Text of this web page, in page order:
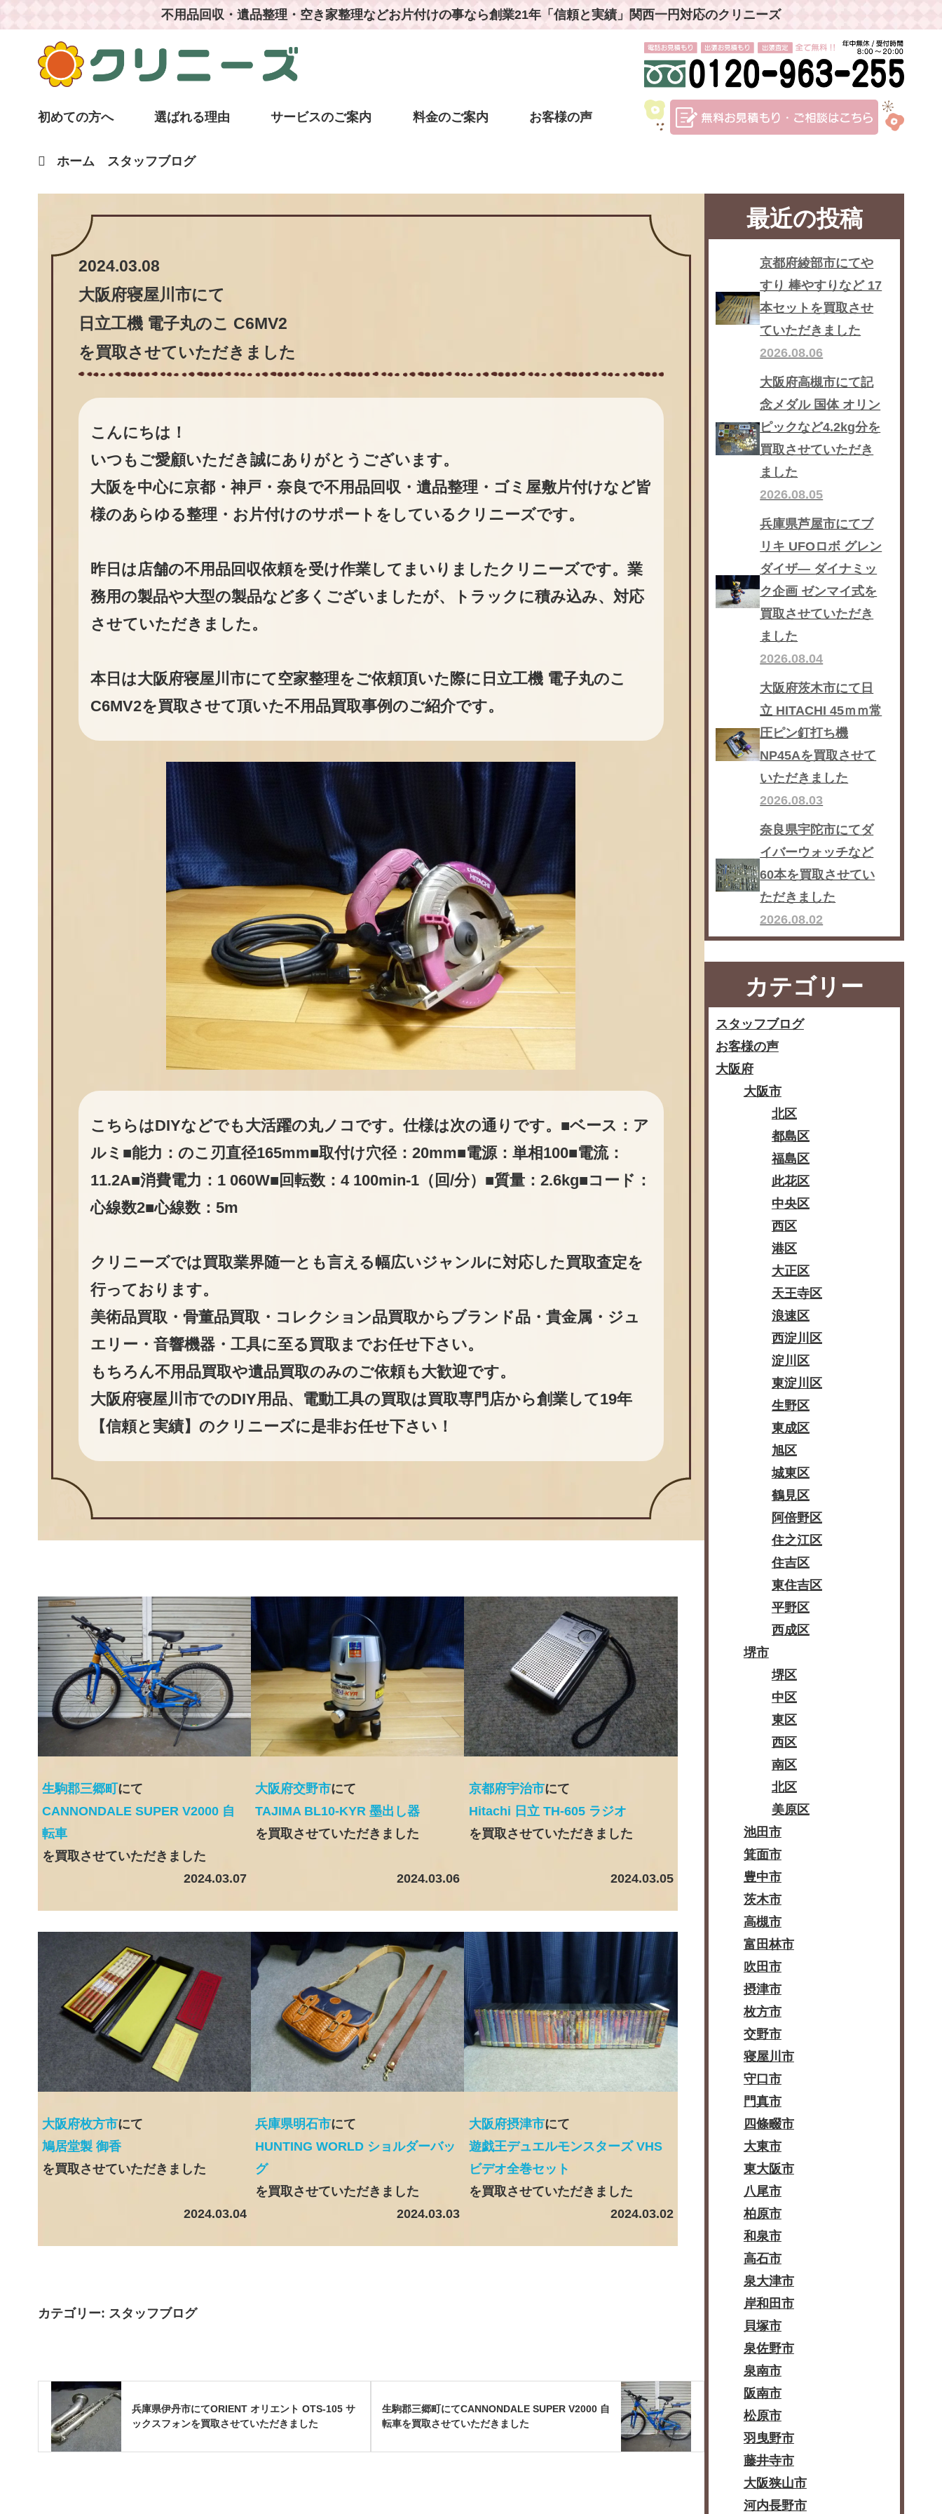
不用品回収・遺品整理・空き家整理などお片付けの事なら創業21年「信頼と実績」関西一円対応のクリニーズ
初めての方へ 選ばれる理由 サービスのご案内 料金のご案内 お客様の声
ホーム スタッフブログ
2024.03.08
大阪府寝屋川市にて
日立工機 電子丸のこ C6MV2
を買取させていただきました
こんにちは！
いつもご愛顧いただき誠にありがとうございます。
大阪を中心に京都・神戸・奈良で不用品回収・遺品整理・ゴミ屋敷片付けなど皆
様のあらゆる整理・お片付けのサポートをしているクリニーズです。
昨日は店舗の不用品回収依頼を受け作業してまいりましたクリニーズです。業
務用の製品や大型の製品など多くございましたが、トラックに積み込み、対応
させていただきました。
本日は大阪府寝屋川市にて空家整理をご依頼頂いた際に日立工機 電子丸のこ
C6MV2を買取させて頂いた不用品買取事例のご紹介です。
こちらはDIYなどでも大活躍の丸ノコです。仕様は次の通りです。■ベース：ア
ルミ■能力：のこ刃直径165mm■取付け穴径：20mm■電源：単相100■電流：
11.2A■消費電力：1 060W■回転数：4 100min-1（回/分）■質量：2.6kg■コード：
心線数2■心線数：5m
クリニーズでは買取業界随一とも言える幅広いジャンルに対応した買取査定を
行っております。
美術品買取・骨董品買取・コレクション品買取からブランド品・貴金属・ジュ
エリー・音響機器・工具に至る買取までお任せ下さい。
もちろん不用品買取や遺品買取のみのご依頼も大歓迎です。
大阪府寝屋川市でのDIY用品、電動工具の買取は買取専門店から創業して19年
【信頼と実績】のクリニーズに是非お任せ下さい！
生駒郡三郷町にて
CANNONDALE SUPER V2000 自
転車
を買取させていただきました
2024.03.07
大阪府交野市にて
TAJIMA BL10-KYR 墨出し器
を買取させていただきました
2024.03.06
京都府宇治市にて
Hitachi 日立 TH-605 ラジオ
を買取させていただきました
2024.03.05
大阪府枚方市にて
鳩居堂製 御香
を買取させていただきました
2024.03.04
兵庫県明石市にて
HUNTING WORLD ショルダーバッ
グ
を買取させていただきました
2024.03.03
大阪府摂津市にて
遊戯王デュエルモンスターズ VHS
ビデオ全巻セット
を買取させていただきました
2024.03.02
カテゴリー: スタッフブログ
兵庫県伊丹市にてORIENT オリエント OTS-105 サ
ックスフォンを買取させていただきました
生駒郡三郷町にてCANNONDALE SUPER V2000 自
転車を買取させていただきました
最近の投稿
京都府綾部市にてや
すり 棒やすりなど 17
本セットを買取させ
ていただきました
2026.08.06
大阪府高槻市にて記
念メダル 国体 オリン
ピックなど4.2kg分を
買取させていただき
ました
2026.08.05
兵庫県芦屋市にてブ
リキ UFOロボ グレン
ダイザ― ダイナミッ
ク企画 ゼンマイ式を
買取させていただき
ました
2026.08.04
大阪府茨木市にて日
立 HITACHI 45ｍｍ常
圧ピン釘打ち機
NP45Aを買取させて
いただきました
2026.08.03
奈良県宇陀市にてダ
イバーウォッチなど
60本を買取させてい
ただきました
2026.08.02
カテゴリー
スタッフブログ
お客様の声
大阪府
大阪市
北区
都島区
福島区
此花区
中央区
西区
港区
大正区
天王寺区
浪速区
西淀川区
淀川区
東淀川区
生野区
東成区
旭区
城東区
鶴見区
阿倍野区
住之江区
住吉区
東住吉区
平野区
西成区
堺市
堺区
中区
東区
西区
南区
北区
美原区
池田市
箕面市
豊中市
茨木市
高槻市
富田林市
吹田市
摂津市
枚方市
交野市
寝屋川市
守口市
門真市
四條畷市
大東市
東大阪市
八尾市
柏原市
和泉市
高石市
泉大津市
岸和田市
貝塚市
泉佐野市
泉南市
阪南市
松原市
羽曳野市
藤井寺市
大阪狭山市
河内長野市